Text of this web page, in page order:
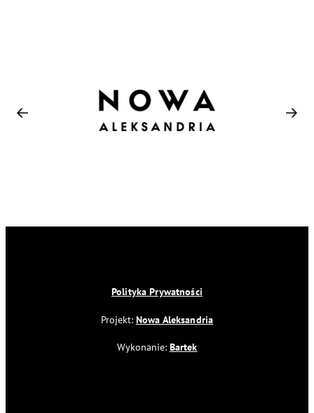
Polityka Prywatności
Projekt: Nowa Aleksandria
Wykonanie: Bartek